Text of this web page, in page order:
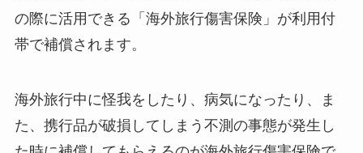
の際に活用できる「海外旅行傷害保険」が利用付
帯で補償されます。
海外旅行中に怪我をしたり、病気になったり、ま
た、携行品が破損してしまう不測の事態が発生し